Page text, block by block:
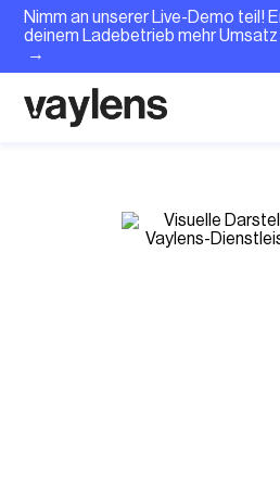
Nimm an unserer Live-Demo teil!
deinem Ladebetrieb mehr
→